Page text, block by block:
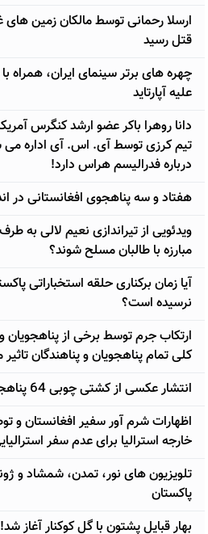
ارسلا رحمانی توسط مالکان زمین
قتل رسید
چهره های برتر سینمای ایران، همراه
علیه آپارتاید
دانا روهرا باکر عضو ارشد کنگرس
تیم کرزی توسط آی. اس. آی اداره می
درباره فدرالیسم هراس دارد!
هفتاد و سه پناهجوی افغانستانی در
ویدئویی از تیراندازی نعیم لالی به
مبارزه با طالبان مسلح شوند؟
آيا زمان برکناری حلقه استخباراتی
نرسیده است؟
ارتکاب جرم توسط برخی از پناهجویان
کلی تمام پناهجویان و پناهندگان
انتشار عکسی از کشتی چوبی 64 پناهجو؛ پناهجویان فرار کردند!
اظهارات شرم آور سفیر افغانستان و
خارجه استرالیا برای عدم سفر
تلویزیون های نور، تمدن، شمشاد و
پاکستان
بهار قبایل پشتون با گل کوکنار آغاز شد!